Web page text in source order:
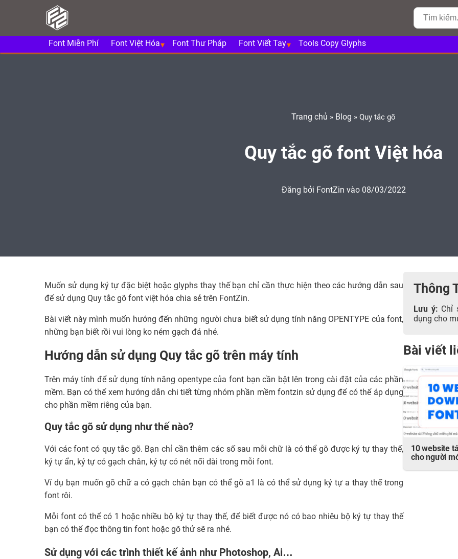
Font Miễn Phí Font Việt Hóa Font Thư Pháp Font Viết Tay Tools Copy Glyphs
Trang chủ » Blog » Quy tắc gõ
Quy tắc gõ font Việt hóa
Đăng bởi FontZin vào 08/03/2022
Muốn sử dụng ký tự đặc biệt hoặc glyphs thay thế bạn chỉ cần thực hiện theo các hướng dẫn sau
để sử dụng Quy tắc gõ font việt hóa chia sẻ trên FontZin.
Bài viết này mình muốn hướng đến những người chưa biết sử dụng tính năng OPENTYPE của font,
những bạn biết rồi vui lòng ko ném gạch đá nhé.
Hướng dẫn sử dụng Quy tắc gõ trên máy tính
Trên máy tính để sử dụng tính năng opentype của font bạn cần bật lên trong cài đặt của các phần
mềm. Bạn có thể xem hướng dẫn chi tiết từng nhóm phần mềm fontzin sử dụng để có thể áp dụng
cho phần mềm riêng của bạn.
Quy tắc gõ sử dụng như thế nào?
Với các font có quy tắc gõ. Bạn chỉ cần thêm các số sau mỗi chữ là có thể gõ được ký tự thay thế,
ký tự ẩn, ký tự có gạch chân, ký tự có nét nối dài trong mỗi font.
Ví dụ bạn muốn gõ chữ a có gạch chân bạn có thể gõ a1 là có thể sử dụng ký tự a thay thế trong
font rôi.
Mỗi font có thể có 1 hoặc nhiều bộ ký tự thay thế, để biết được nó có bao nhiêu bộ ký tự thay thế
bạn có thể đọc thông tin font hoặc gõ thử sẽ ra nhé.
Sử dụng với các trình thiết kế ảnh như Photoshop, Ai…
Thông
Lưu ý: Chỉ
dụng cho
Bài viết
10 website
cho người